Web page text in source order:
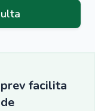
facilita